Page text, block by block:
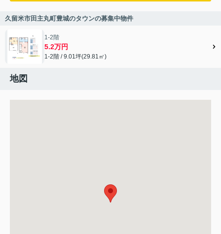
久留米市田主丸町豊城のタウンの募集中物件
1-2階
5.2万円
1-2階 / 9.01坪(29.81㎡)
地図